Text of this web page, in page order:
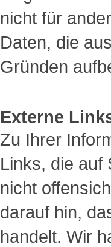
nicht für
Daten, die
Gründen
Externe
Zu Ihrer
Links, die auf
nicht
darauf hin,
handelt. Wir